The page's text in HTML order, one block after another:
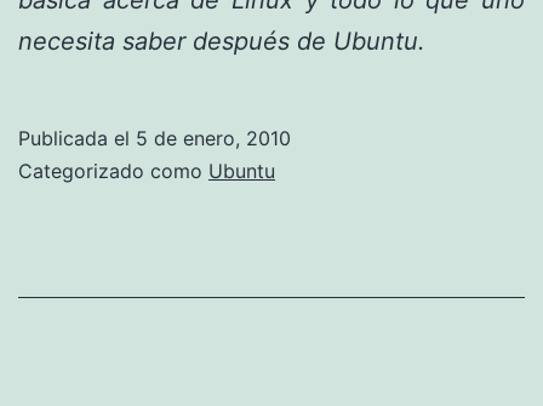
necesita saber después de Ubuntu.
Publicada el 5 de enero, 2010
Categorizado como Ubuntu